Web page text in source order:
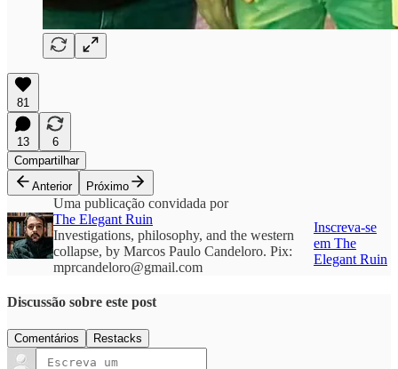
81
13
6
Compartilhar
Anterior
Próximo
Uma publicação convidada por
The Elegant Ruin
Investigations, philosophy, and the western
collapse, by Marcos Paulo Candeloro. Pix:
mprcandeloro@gmail.com
Inscreva-se
em The
Elegant Ruin
Discussão sobre este post
Comentários Restacks